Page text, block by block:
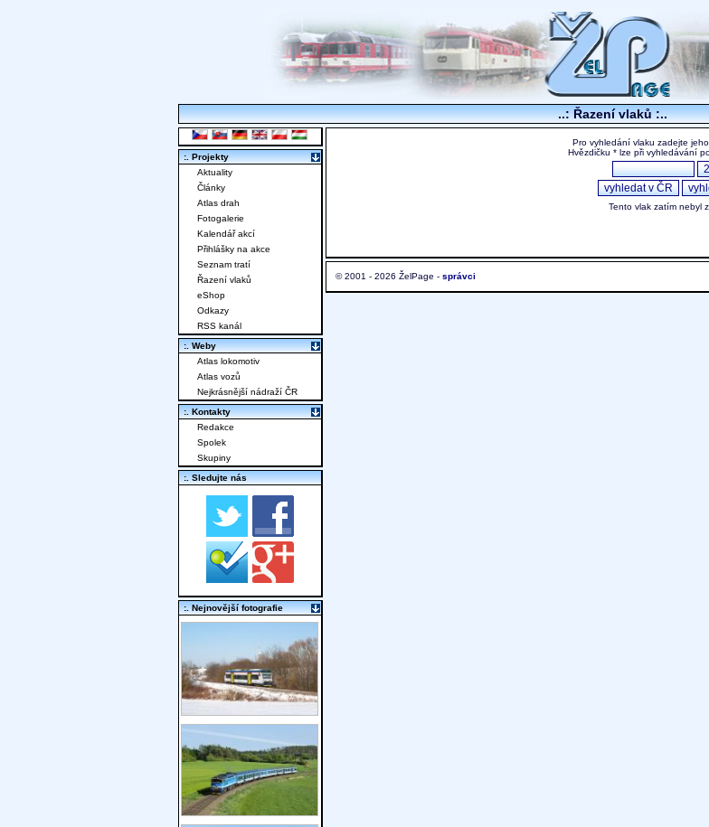
..: Řazení vlaků :..
Pro vyhledání vlaku zadejte
Hvězdičku * lze při vyhledávání
Tento vlak zatím nebyl
© 2001 - 2026 ŽelPage - správci
:. Projekty
Aktuality
Články
Atlas drah
Fotogalerie
Kalendář akcí
Přihlášky na akce
Seznam tratí
Řazení vlaků
eShop
Odkazy
RSS kanál
:. Weby
Atlas lokomotiv
Atlas vozů
Nejkrásnější nádraží ČR
:. Kontakty
Redakce
Spolek
Skupiny
:. Sledujte nás
:. Nejnovější fotografie